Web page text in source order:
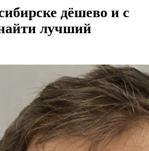
дёшево и с
лучший